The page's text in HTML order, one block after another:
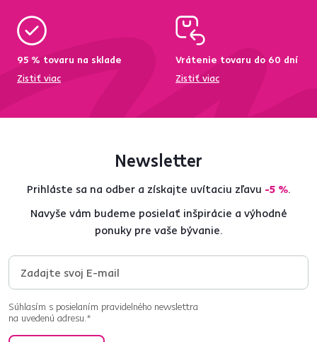
95 % tovaru na sklade
Zistiť viac
Vrátenie tovaru do 60 dní
Zistiť viac
Newsletter
Prihláste sa na odber a získajte uvítaciu zľavu -5 %.
Navyše vám budeme posielať inšpirácie a výhodné
ponuky pre vaše bývanie.
Súhlasím s posielaním pravidelného newslettra
na uvedenú adresu.*